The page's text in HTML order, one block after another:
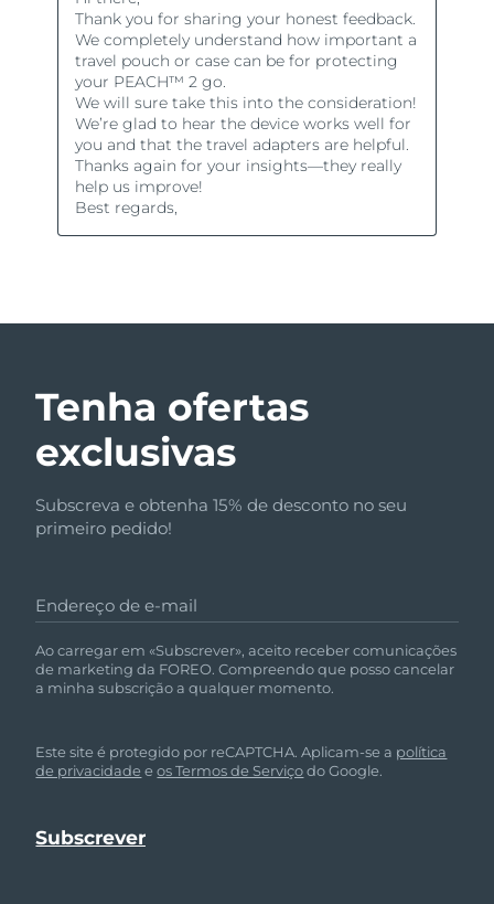
Tenha ofertas
exclusivas
Subscreva e obtenha 15% de desconto no seu
primeiro pedido!
Endereço de e-mail
Ao carregar em «Subscrever», aceito receber comunicações
de marketing da FOREO. Compreendo que posso cancelar
a minha subscrição a qualquer momento.
Este site é protegido por reCAPTCHA. Aplicam-se a política
de privacidade eos Termos de Serviçodo Google.